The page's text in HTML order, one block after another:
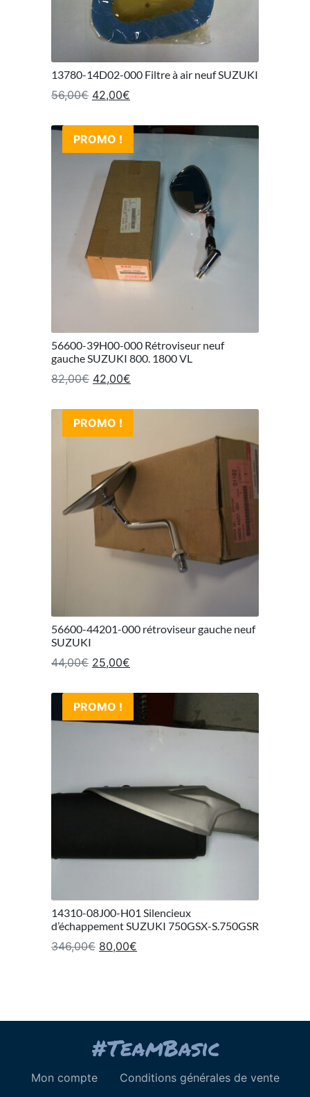
13780-14D02-000 Filtre à air neuf SUZUKI
56,00€ Le prix initial était : 56,00€.
42,00€
PROMO !
56600-39H00-000 Rétroviseur neuf
gauche SUZUKI 800. 1800 VL
82,00€ Le prix initial était : 82,00€.
42,00€
PROMO !
56600-44201-000 rétroviseur gauche neuf
SUZUKI
44,00€ Le prix initial était : 44,00€.
25,00€
PROMO !
14310-08J00-H01 Silencieux
d’échappement SUZUKI 750GSX-S.750GSR
346,00€ Le prix initial était : 346,00€.
80,00€
Mon compte Conditions générales de vente